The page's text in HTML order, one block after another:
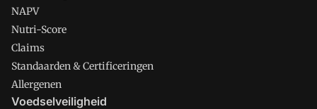
NAPV
Nutri-Score
Claims
Standaarden & Certificeringen
Allergenen
Voedselveiligheid